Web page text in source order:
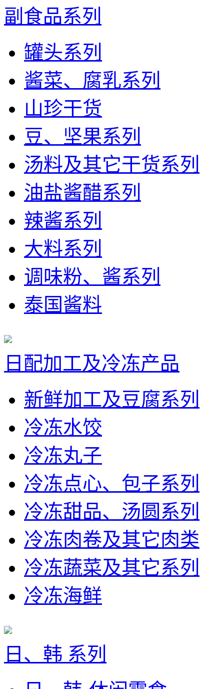
副食品系列
罐头系列
酱菜、腐乳系列
山珍干货
豆、坚果系列
汤料及其它干货系列
油盐酱醋系列
辣酱系列
大料系列
调味粉、酱系列
泰国酱料
日配加工及冷冻产品
新鲜加工及豆腐系列
冷冻水饺
冷冻丸子
冷冻点心、包子系列
冷冻甜品、汤圆系列
冷冻肉卷及其它肉类
冷冻蔬菜及其它系列
冷冻海鲜
日、韩 系列